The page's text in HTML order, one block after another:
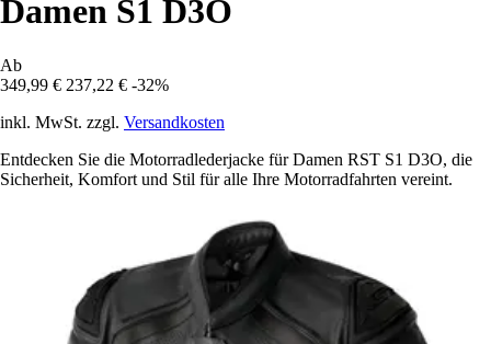
Damen S1 D3O
Ab
349,99 € 237,22 € -32%
inkl. MwSt. zzgl. Versandkosten
Entdecken Sie die Motorradlederjacke für Damen RST S1 D3O, die
Sicherheit, Komfort und Stil für alle Ihre Motorradfahrten vereint.